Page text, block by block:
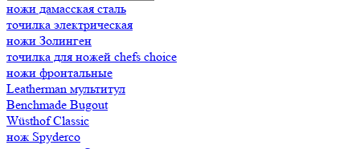
ножи дамасская сталь
точилка электрическая
ножи Золинген
точилка для ножей chefs choice
ножи фронтальные
Leatherman мультитул
Benchmade Bugout
Wüsthof Classic
нож Spyderco